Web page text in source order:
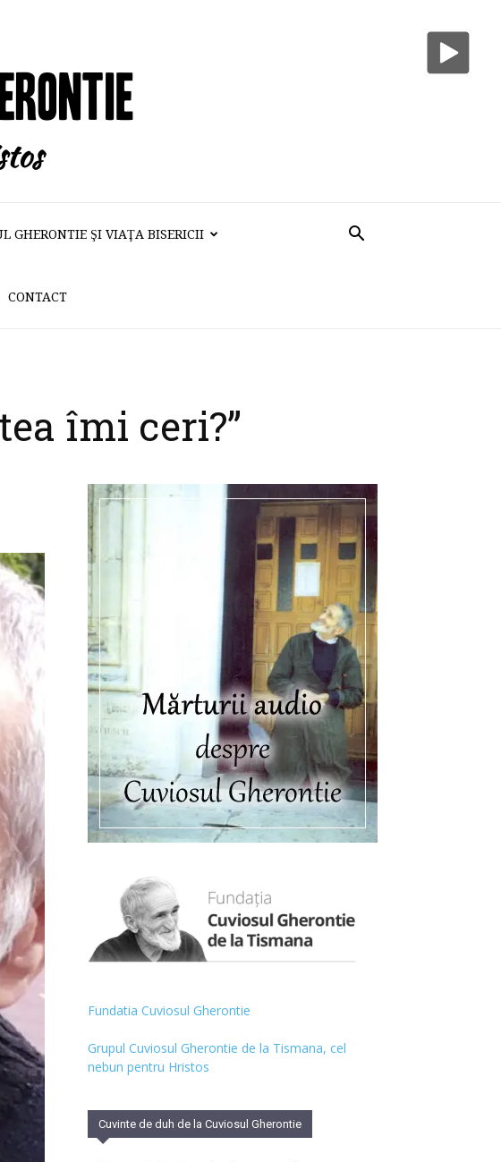
GHERONTIE ŞI VIAŢA BISERICII
CONTACT
îmi ceri?”
Fundatia Cuviosul Gherontie
Grupul Cuviosul Gherontie de la Tismana, cel
nebun pentru Hristos
Cuvinte de duh de la Cuviosul Gherontie